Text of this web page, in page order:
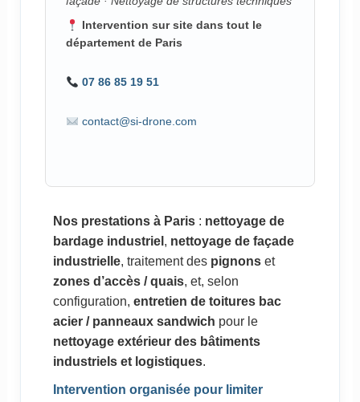
Intervention sur site dans tout le
département de Paris
07 86 85 19 51
contact@si-drone.com
Nos prestations à Paris: nettoyage de
bardage industriel , nettoyage de façade
industrielle, traitement des pignonset
zones d’accès / quais, et, selon
configuration, entretien de toitures bac
acier / panneaux sandwich pour le
nettoyage extérieur des bâtiments
industriels et logistiques.
Intervention organisée pour limiter